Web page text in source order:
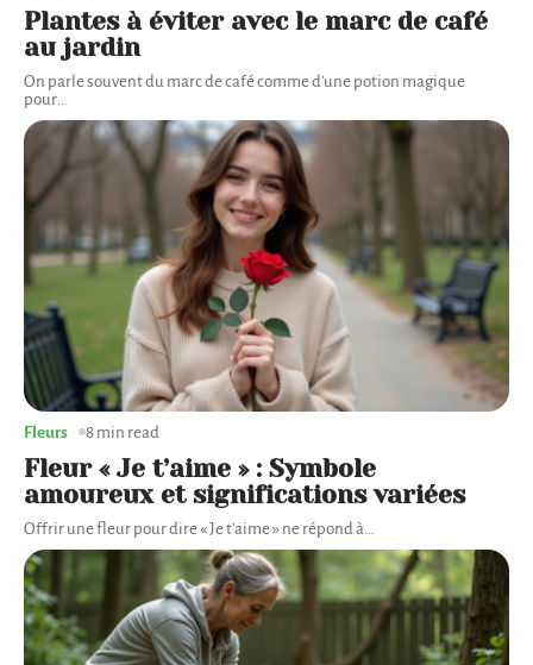
Plantes à éviter avec le marc de café
au jardin
On parle souvent du marc de café comme d'une potion magique
pour…
Fleur « Je t’aime » : Symbole
amoureux et significations variées
Offrir une fleur pour dire « Je t'aime » ne répond à
Fleurs 8 min read